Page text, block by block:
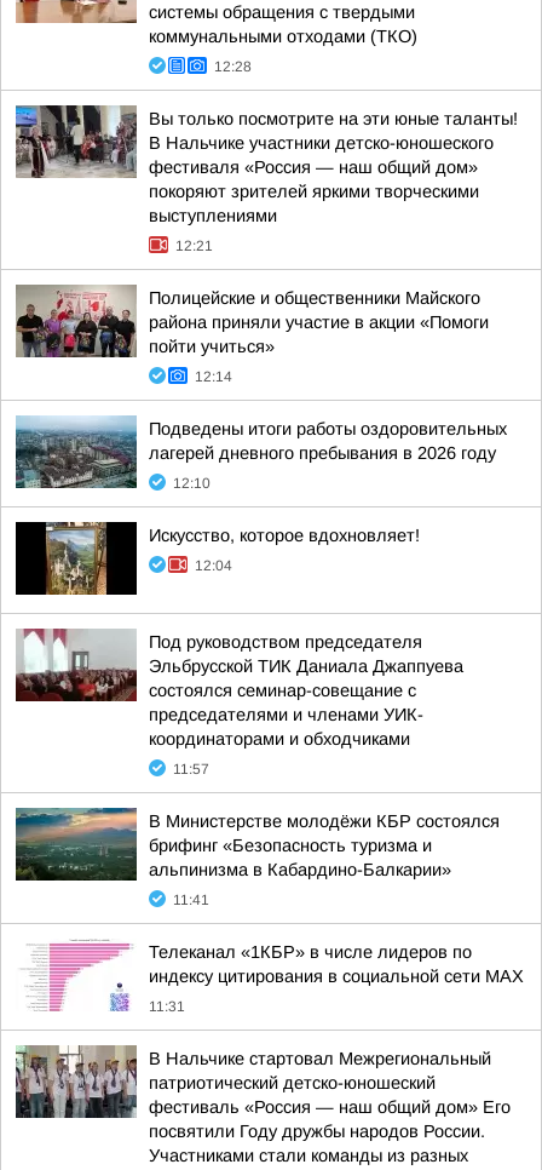
системы обращения с твердыми
коммунальными отходами (ТКО)
12:28
Вы только посмотрите на эти юные таланты!
В Нальчике участники детско-юношеского
фестиваля «Россия — наш общий дом»
покоряют зрителей яркими творческими
выступлениями
12:21
Полицейские и общественники Майского
района приняли участие в акции «Помоги
пойти учиться»
12:14
Подведены итоги работы оздоровительных
лагерей дневного пребывания в 2026 году
12:10
Искусство, которое вдохновляет!
12:04
Под руководством председателя
Эльбрусской ТИК Даниала Джаппуева
состоялся семинар-совещание с
председателями и членами УИК-
координаторами и обходчиками
11:57
В Министерстве молодёжи КБР состоялся
брифинг «Безопасность туризма и
альпинизма в Кабардино-Балкарии»
11:41
Телеканал «1КБР» в числе лидеров по
индексу цитирования в социальной сети MAX
11:31
В Нальчике стартовал Межрегиональный
патриотический детско-юношеский
фестиваль «Россия — наш общий дом» Его
посвятили Году дружбы народов России.
Участниками стали команды из разных